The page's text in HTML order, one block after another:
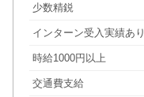
少数精鋭
インターン受入実績あり
時給1000円以上
交通費支給